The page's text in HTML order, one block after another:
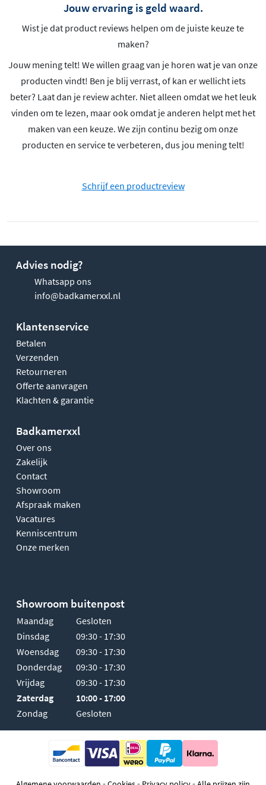
Jouw ervaring is geld waard.
Wist je dat product reviews helpen om de juiste keuze te
maken?
Jouw mening telt! We willen graag van je horen wat je van onze
producten vindt! Ben je blij verrast, of kan er wellicht iets
beter? Laat dan je review achter. Niet alleen omdat we het leuk
vinden om te lezen, maar ook omdat je anderen helpt met het
maken van een keuze. We zijn continu bezig om onze
producten en service te verbeteren, dus jou mening telt!
Schrijf een productreview
Advies nodig?
Whatsapp ons
info@badkamerxxl.nl
Klantenservice
Betalen
Verzenden
Retourneren
Offerte aanvragen
Klachten & garantie
Badkamerxxl
Over ons
Zakelijk
Contact
Showroom
Afspraak maken
Vacatures
Kenniscentrum
Onze merken
Showroom buitenpost
Maandag
Gesloten
Dinsdag
09:30 - 17:30
Woensdag
09:30 - 17:30
Donderdag
09:30 - 17:30
Vrijdag
09:30 - 17:30
Zaterdag
10:00 - 17:00
Zondag
Gesloten